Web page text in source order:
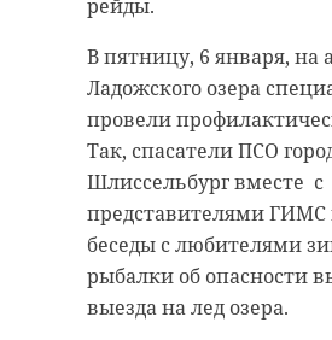
рейды.
В пятницу, 6 января, на
Ладожского озера
провели
Так, спасатели ПСО
Шлиссельбург вместе с
представителями ГИМС
беседы с любителями
рыбалки об опасности
выезда на лед озера.
Снимок сделан 4 января
отметил автор в своем
канале.
На фото - молчаливый
многоэтажных жилых
нависающих над
зданиями. Дороги и
освещают яркие они